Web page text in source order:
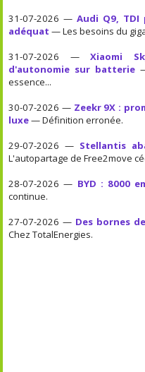
31-07-2026 —Audi Q9,
adéquat — Les besoins du
31-07-2026 —Xiaomi
d'autonomie sur batterie
essence...
30-07-2026 — Zeekr 9X :
luxe— Définition erronée.
29-07-2026 — Stellantis
L'autopartage de Free2move
28-07-2026 — BYD : 8000
continue.
27-07-2026 — Des bornes
Chez TotalEnergies.